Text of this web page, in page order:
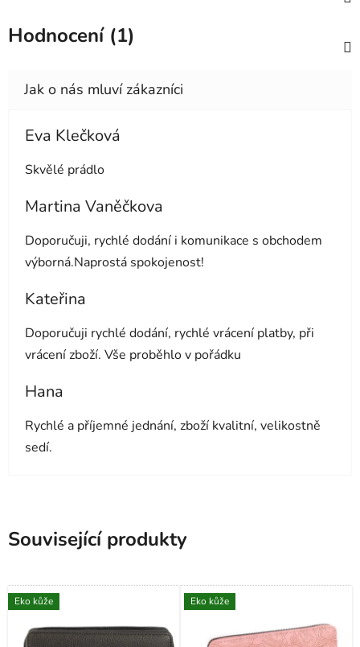
Hodnocení (1)
Eva Klečková
Skvělé prádlo
Martina Vaněčkova
Doporučuji, rychlé dodání i komunikace s obchodem
výborná.Naprostá spokojenost!
Kateřina
Doporučuji rychlé dodání, rychlé vrácení platby, při
vrácení zboží. Vše proběhlo v pořádku
Hana
Rychlé a příjemné jednání, zboží kvalitní, velikostně
sedí.
Související produkty
Eko kůže Eko kůže